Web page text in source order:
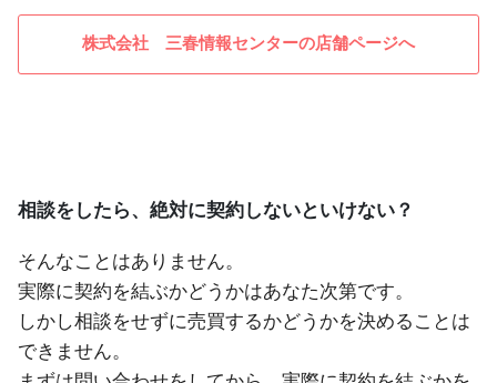
株式会社 三春情報センターの店舗ページへ
相談をしたら、絶対に契約しないといけない？
そんなことはありません。
実際に契約を結ぶかどうかはあなた次第です。
しかし相談をせずに売買するかどうかを決めることは
できません。